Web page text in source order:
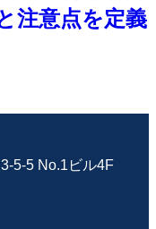
注意点を定義
5-5 No.1ビル4F